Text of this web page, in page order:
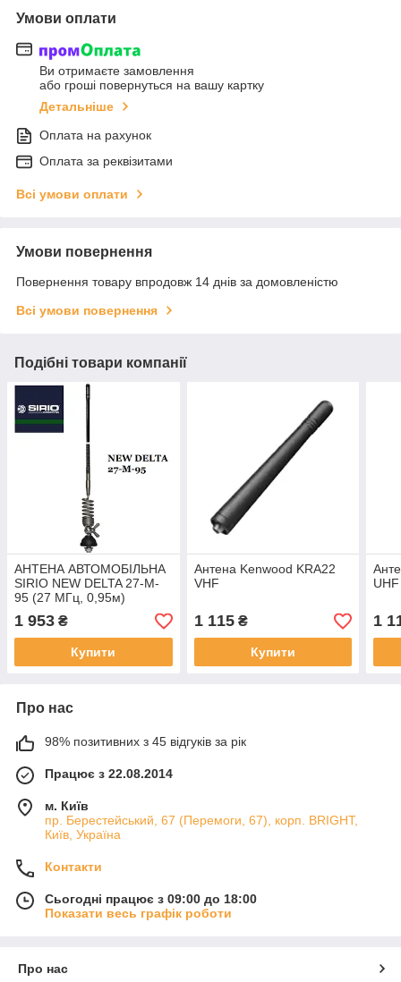
Умови оплати
Ви отримаєте замовлення
або гроші повернуться на вашу картку
Детальніше
Оплата на рахунок
Оплата за реквізитами
Всі умови оплати
Умови повернення
Повернення товару впродовж 14 днів за домовленістю
Всі умови повернення
Подібні товари компанії
АНТЕНА АВТОМОБІЛЬНА
SIRIO NEW DELTA 27-M-
95 (27 МГц, 0,95м)
Logarithmic
1 953 ₴
Купити
Антена Kenwood KRA22
VHF
1 115₴
Купити
UHF
1
Про нас
98% позитивних з 45 відгуків за рік
Працює з 22.08.2014
м. Київ
пр. Берестейський, 67 (Перемоги, 67), корп. ВRIGHT,
Київ, Україна
Контакти
Сьогодні працює з 09:00 до 18:00
Показати весь графік роботи
Про нас